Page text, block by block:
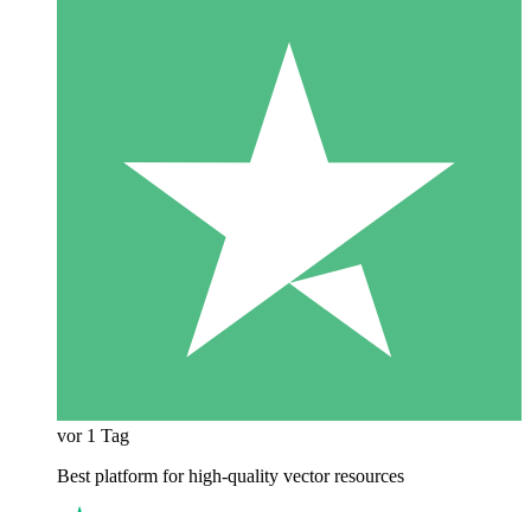
vor 1 Tag
Best platform for high-quality vector resources